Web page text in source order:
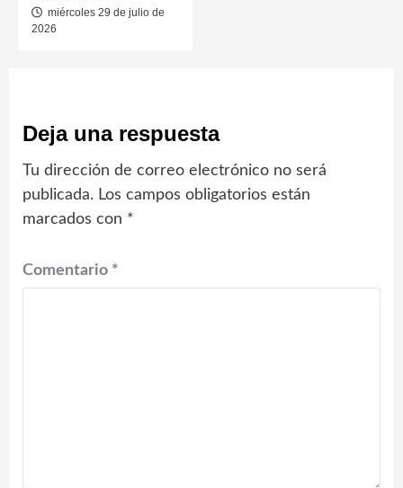
miércoles 29 de julio de
2026
Deja una respuesta
Tu dirección de correo electrónico no será
publicada. Los campos obligatorios están
marcados con *
Comentario *